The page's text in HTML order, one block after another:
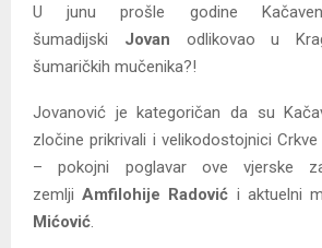
U junu prošle godine
šumadijski Jovan odlikovao u
šumaričkih mučenika?!
Jovanović je kategoričan da su
zločine prikrivali i velikodostojnici
– pokojni poglavar ove vjerske
zemljiAmfilohije Radović i aktuelni
Mićović.